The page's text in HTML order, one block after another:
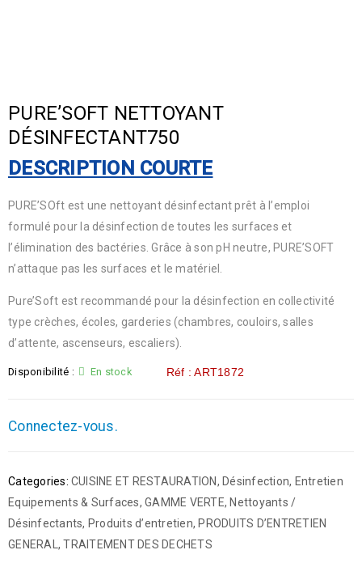
PURE’SOFT NETTOYANT
DÉSINFECTANT750
DESCRIPTION COURTE
PURE’SOft est une nettoyant désinfectant prêt à l’emploi
formulé pour la désinfection de toutes les surfaces et
l’élimination des bactéries. Grâce à son pH neutre, PURE’SOFT
n’attaque pas les surfaces et le matériel.
Pure’Soft est recommandé pour la désinfection en collectivité
type crèches, écoles, garderies (chambres, couloirs, salles
d’attente, ascenseurs, escaliers).
Disponibilité : En stock Réf : ART1872
Connectez-vous.
Categories: CUISINE ET RESTAURATION, Désinfection, Entretien
Equipements & Surfaces, GAMME VERTE, Nettoyants /
Désinfectants, Produits d’entretien, PRODUITS D’ENTRETIEN
GENERAL ,TRAITEMENT DES DECHETS